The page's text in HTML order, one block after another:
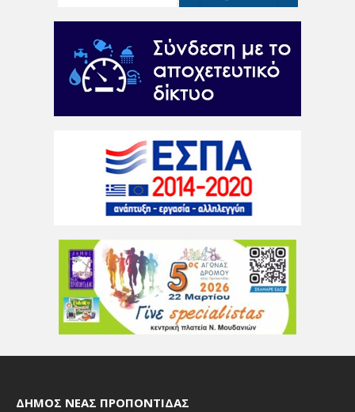
ΔΉΜΟΣ ΝΈΑΣ ΠΡΟΠΟΝΤΊΔΑΣ